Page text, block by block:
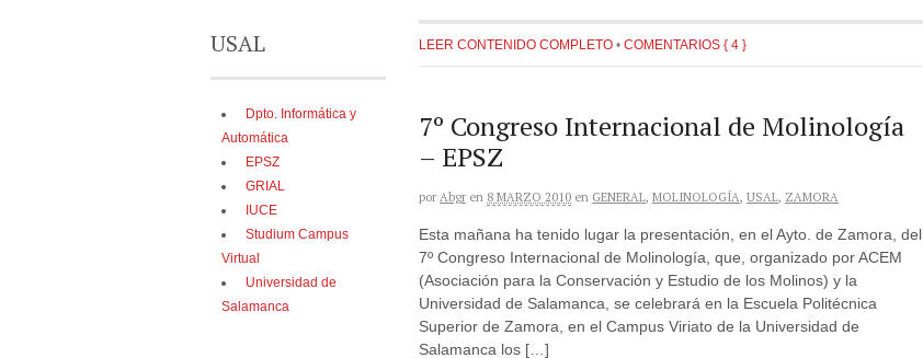
LEER CONTENIDO COMPLETO • COMENTARIOS { 4 }
7º Congreso Internacional de Molinología
– EPSZ
por Abgr en 8 MARZO 2010 en GENERAL, MOLINOLOGÍA, USAL, ZAMORA
Esta mañana ha tenido lugar la presentación, en el Ayto. de Zamora, del
7º Congreso Internacional de Molinología, que, organizado por ACEM
(Asociación para la Conservación y Estudio de los Molinos) y la
Universidad de Salamanca, se celebrará en la Escuela Politécnica
Superior de Zamora, en el Campus Viriato de la Universidad de
Salamanca los […]
USAL
Dpto. Informática y
Automática
EPSZ
GRIAL
IUCE
Studium Campus
Virtual
Universidad de
Salamanca